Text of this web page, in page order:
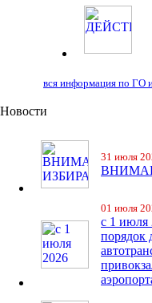
вся информация по ГО
Новости
31 июля
01 июля
с 1 июля
порядок